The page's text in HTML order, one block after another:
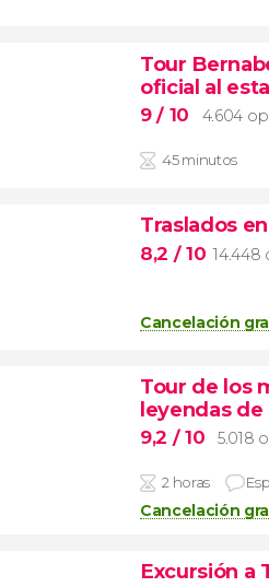
Tour
oficial al
9/ 10 4.604
45 minutos
Traslados
8,2 / 10 14.448
Cancelación
Tour de los
leyendas
9,2 / 10 5.018
2 horas
Cancelación
Excursión a